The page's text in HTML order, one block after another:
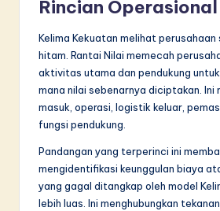
Rincian Operasional
Kelima Kekuatan melihat
hitam. Rantai Nilai memecah
aktivitas utama dan pendukung
mana nilai sebenarnya diciptakan. Ini
masuk, operasi, logistik keluar,
fungsi pendukung.
Pandangan yang terperinci ini
mengidentifikasi keunggulan biaya
yang gagal ditangkap oleh model
lebih luas. Ini menghubungkan